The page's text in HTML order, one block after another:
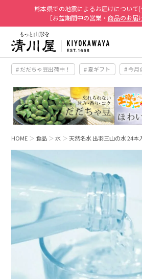
熊本県での地震によるお届けについて(
［お盆期間中の営業・ 商品のお届
# だだちゃ豆出荷中！ # 夏ギフト # 今月
HOME 食品 水 天然名水 出羽三山の水 24本